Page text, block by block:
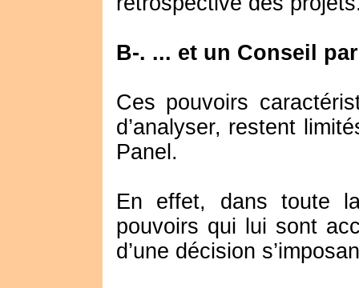
B-. ... et un Conseil
Ces pouvoirs
d’analyser, restent
Panel.
En effet, dans toute
pouvoirs qui lui sont
d’une décision